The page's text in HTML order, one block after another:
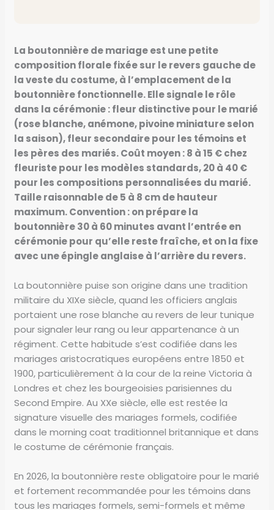
La boutonnière de mariage est une petite
composition florale fixée sur le revers gauche de
la veste du costume, à l’emplacement de la
boutonnière fonctionnelle. Elle signale le rôle
dans la cérémonie : fleur distinctive pour le marié
(rose blanche, anémone, pivoine miniature selon
la saison), fleur secondaire pour les témoins et
les pères des mariés. Coût moyen : 8 à 15 € chez
fleuriste pour les modèles standards, 20 à 40 €
pour les compositions personnalisées du marié.
Taille raisonnable de 5 à 8 cm de hauteur
maximum. Convention : on prépare la
boutonnière 30 à 60 minutes avant l’entrée en
cérémonie pour qu’elle reste fraîche, et on la fixe
avec une épingle anglaise à l’arrière du revers.
La boutonnière puise son origine dans une tradition
militaire du XIXe siècle, quand les officiers anglais
portaient une rose blanche au revers de leur tunique
pour signaler leur rang ou leur appartenance à un
régiment. Cette habitude s’est codifiée dans les
mariages aristocratiques européens entre 1850 et
1900, particulièrement à la cour de la reine Victoria à
Londres et chez les bourgeoisies parisiennes du
Second Empire. Au XXe siècle, elle est restée la
signature visuelle des mariages formels, codifiée
dans le morning coat traditionnel britannique et dans
le costume de cérémonie français.
En 2026, la boutonnière reste obligatoire pour le marié
et fortement recommandée pour les témoins dans
tous les mariages formels, semi-formels et même